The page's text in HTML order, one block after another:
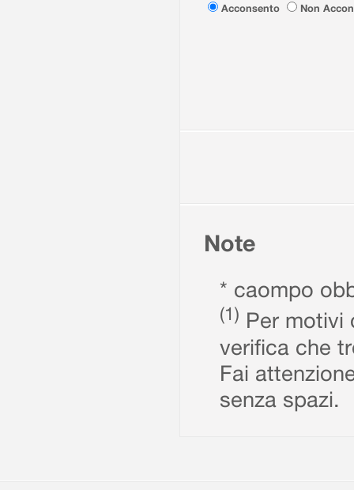
Acconsento
Non
Note
* caompo
(1) Per motivi
verifica che
Fai
senza spazi.